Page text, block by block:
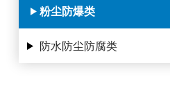
粉尘防爆类
防水防尘防腐类